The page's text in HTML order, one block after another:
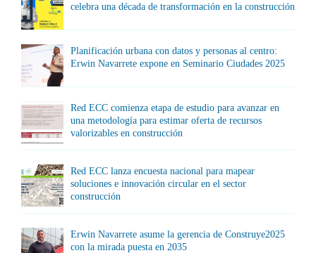
celebra una década de transformación en la construcción
Planificación urbana con datos y personas al centro:
Erwin Navarrete expone en Seminario Ciudades 2025
Red ECC comienza etapa de estudio para avanzar en
una metodología para estimar oferta de recursos
valorizables en construcción
Red ECC lanza encuesta nacional para mapear
soluciones e innovación circular en el sector
construcción
Erwin Navarrete asume la gerencia de Construye2025
con la mirada puesta en 2035